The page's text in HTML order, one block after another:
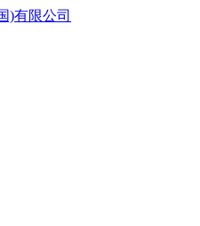
)有限公司